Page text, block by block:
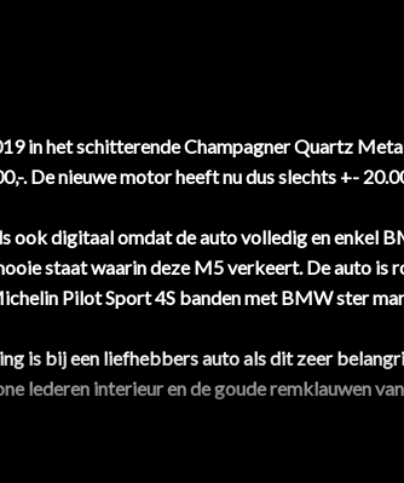
in het schitterende Champagner Quartz
. De nieuwe motor heeft nu dus slechts +-
ook digitaal omdat de auto volledig en enkel
staat waarin deze M5 verkeert. De auto is
Pilot Sport 4S banden met BMW ster
is bij een liefhebbers auto als dit zeer
lederen interieur en de goude remklauwen